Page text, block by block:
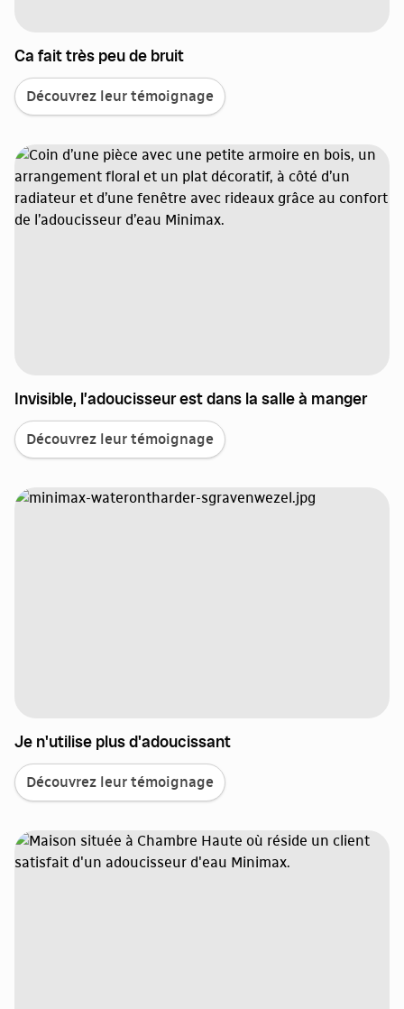
Ca fait très peu de bruit
Découvrez leur témoignage
Invisible, l’adoucisseur est dans la salle à manger
Découvrez leur témoignage
Je n'utilise plus d'adoucissant
Découvrez leur témoignage